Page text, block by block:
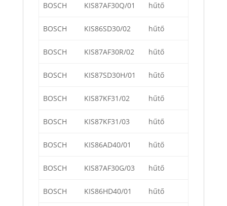
BOSCH KIS87AF30Q/01 hűtő
BOSCH KIS86SD30/02 hűtő
BOSCH KIS87AF30R/02 hűtő
BOSCH KIS87SD30H/01 hűtő
BOSCH KIS87KF31/02 hűtő
BOSCH KIS87KF31/03 hűtő
BOSCH KIS86AD40/01 hűtő
BOSCH KIS87AF30G/03 hűtő
BOSCH KIS86HD40/01 hűtő